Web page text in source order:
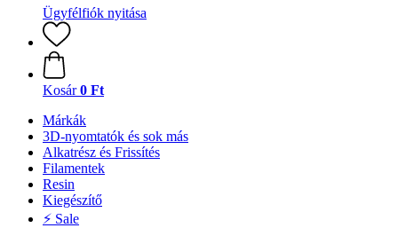
Ügyfélfiók nyitása
Kosár 0 Ft
Márkák
3D-nyomtatók és sok más
Alkatrész és Frissítés
Filamentek
Resin
Kiegészítő
⚡ Sale